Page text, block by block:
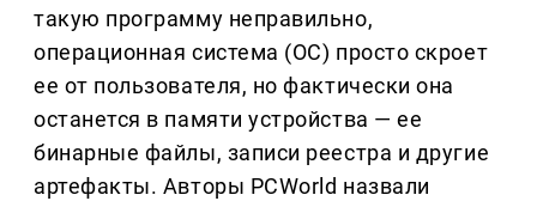
такую программу неправильно,
операционная система (ОС) просто скроет
ее от пользователя, но фактически она
останется в памяти устройства — ее
бинарные файлы, записи реестра и другие
артефакты. Авторы PCWorld назвали